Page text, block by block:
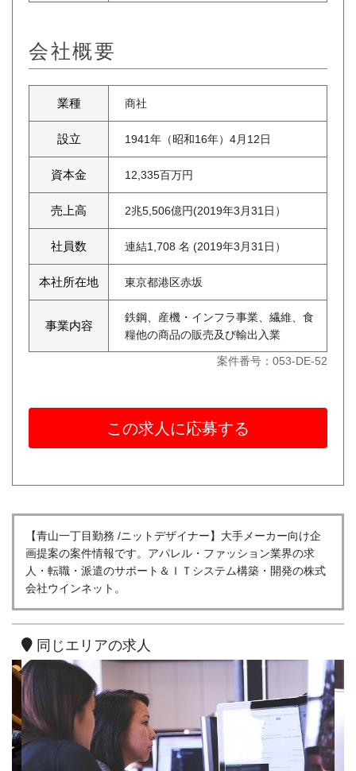
会社概要
業種 商社
設立 1941年（昭和16年）4月12日
資本金 12,335百万円
売上高 2兆5,506億円(2019年3月31日）
社員数 連結1,708 名 (2019年3月31日）
本社所在地 東京都港区赤坂
事業内容
鉄鋼、産機・インフラ事業、繊維、食
糧他の商品の販売及び輸出入業
案件番号：053-DE-52
この求人に応募する
【青山一丁目勤務 /ニットデザイナー】大手メーカー向け企
画提案の案件情報です。アパレル・ファッション業界の求
人・転職・派遣のサポート＆ＩＴシステム構築・開発の株式
会社ウインネット。
同じエリアの求人